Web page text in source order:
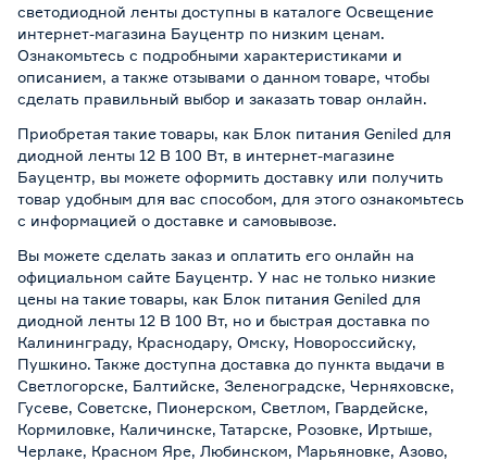
светодиодной ленты доступны в каталоге Освещение
интернет-магазина Бауцентр по низким ценам.
Ознакомьтесь с подробными характеристиками и
описанием, а также отзывами о данном товаре, чтобы
сделать правильный выбор и заказать товар онлайн.
Приобретая такие товары, как Блок питания Geniled для
диодной ленты 12 В 100 Вт, в интернет-магазине
Бауцентр, вы можете оформить доставку или получить
товар удобным для вас способом, для этого ознакомьтесь
с информацией о доставке и самовывозе.
Вы можете сделать заказ и оплатить его онлайн на
официальном сайте Бауцентр. У нас не только низкие
цены на такие товары, как Блок питания Geniled для
диодной ленты 12 В 100 Вт, но и быстрая доставка по
Калининграду, Краснодару, Омску, Новороссийску,
Пушкино. Также доступна доставка до пункта выдачи в
Светлогорске, Балтийске, Зеленоградске, Черняховске,
Гусеве, Советске, Пионерском, Светлом, Гвардейске,
Кормиловке, Каличинске, Татарске, Розовке, Иртыше,
Черлаке, Красном Яре, Любинском, Марьяновке, Азово,